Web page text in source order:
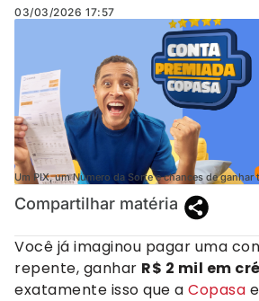
03/03/2026 17:57
Um PIX, um Número da Sorte e chances de
Compartilhar matéria
Você já imaginou pagar uma
repente, ganhar R$ 2 mil em
exatamente isso que a Copasa